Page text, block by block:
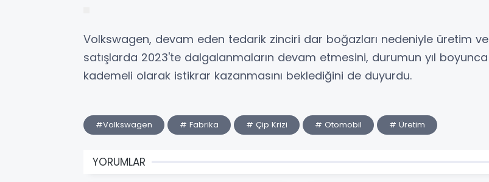
Volkswagen, devam eden tedarik zinciri dar boğazları nedeniyle üretim ve
satışlarda 2023'te dalgalanmaların devam etmesini, durumun yıl boyunca
kademeli olarak istikrar kazanmasını beklediğini de duyurdu.
#Volkswagen # Fabrika # Çip Krizi # Otomobil # Üretim
YORUMLAR